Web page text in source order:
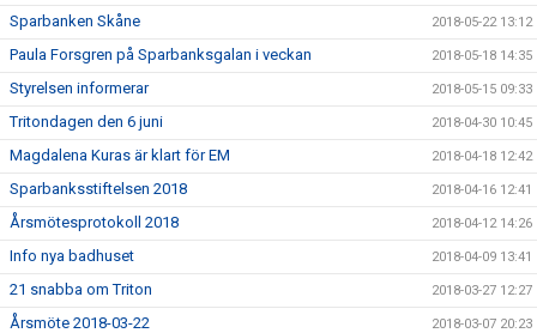
Sparbanken Skåne 2018-05-22 13:12
Paula Forsgren på Sparbanksgalan i veckan 2018-05-18 14:35
Styrelsen informerar 2018-05-15 09:33
Tritondagen den 6 juni 2018-04-30 10:45
Magdalena Kuras är klart för EM 2018-04-18 12:42
Sparbanksstiftelsen 2018 2018-04-16 12:41
Årsmötesprotokoll 2018 2018-04-12 14:26
Info nya badhuset 2018-04-09 13:41
21 snabba om Triton 2018-03-27 12:27
Årsmöte 2018-03-22 2018-03-07 20:23